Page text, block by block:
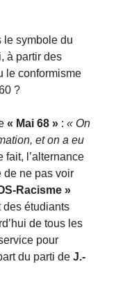
le symbole du
à partir des
le conformisme
?
« Mai 68 » : « On
et on a eu
fait, l’alternance
de ne pas voir
Racisme »
des étudiants
de tous les
pour
du parti de J.-